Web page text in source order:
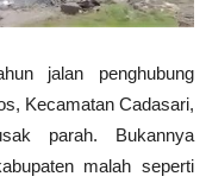
jalan penghubung
Kecamatan Cadasari,
parah. Bukannya
malah seperti